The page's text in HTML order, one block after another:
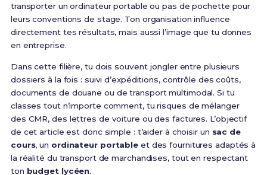
transporter un ordinateur portable ou pas de pochette pour
leurs conventions de stage. Ton organisation influence
directement tes résultats, mais aussi l’image que tu donnes
en entreprise.
Dans cette filière, tu dois souvent jongler entre plusieurs
dossiers à la fois : suivi d’expéditions, contrôle des coûts,
documents de douane ou de transport multimodal. Si tu
classes tout n’importe comment, tu risques de mélanger
des CMR, des lettres de voiture ou des factures. L’objectif
de cet article est donc simple : t’aider à choisir un sac de
cours, un ordinateur portable et des fournitures adaptés à
la réalité du transport de marchandises, tout en respectant
ton budget lycéen.